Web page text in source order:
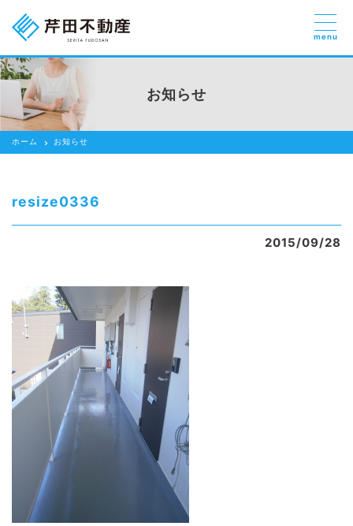
売りたい
貸したい方
借りたい
芹田不動産の強み
スタッフ紹介
会社紹介
ブログ
退去連絡フォームはこちら
お部屋探し専用LINEはこちら
menu
お知らせ
ホーム お知らせ
resize0336
2015/09/28